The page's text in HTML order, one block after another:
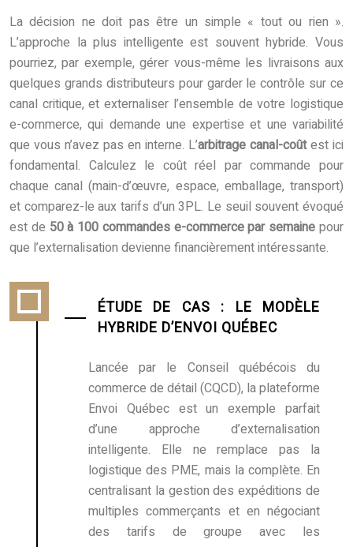
La décision ne doit pas être un simple « tout ou rien ».
L’approche la plus intelligente est souvent hybride. Vous
pourriez, par exemple, gérer vous-même les livraisons aux
quelques grands distributeurs pour garder le contrôle sur ce
canal critique, et externaliser l’ensemble de votre logistique
e-commerce, qui demande une expertise et une variabilité
que vous n’avez pas en interne. L’arbitrage canal-coûtest ici
fondamental. Calculez le coût réel par commande pour
chaque canal (main-d’œuvre, espace, emballage, transport)
et comparez-le aux tarifs d’un 3PL. Le seuil souvent évoqué
est de 50 à 100 commandes e-commerce par semaine pour
que l’externalisation devienne financièrement intéressante.
ÉTUDE DE CAS : LE MODÈLE
HYBRIDE D’ENVOI QUÉBEC
Lancée par le Conseil québécois du
commerce de détail (CQCD), la plateforme
Envoi Québec est un exemple parfait
d’une approche d’externalisation
intelligente. Elle ne remplace pas la
logistique des PME, mais la complète. En
centralisant la gestion des expéditions de
multiples commerçants et en négociant
des tarifs de groupe avec les